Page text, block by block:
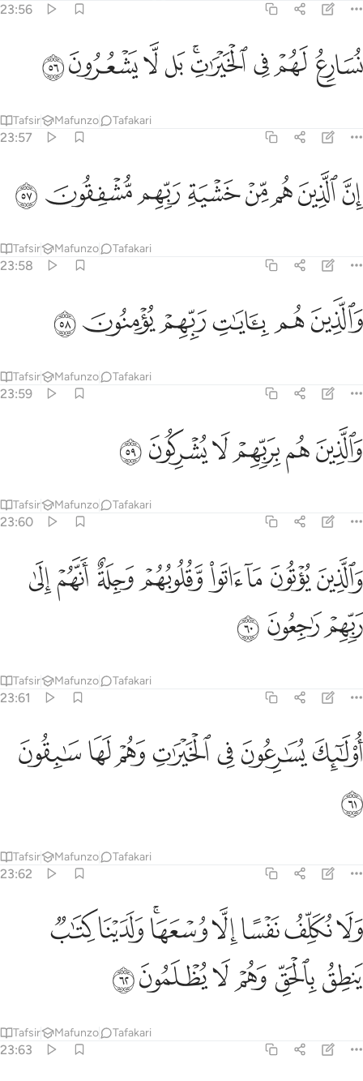
23:56
نسارع لهم في الخيرات بل لا يشعرون ٥٦
نُسَارِعُ لَهُمْ فِى ٱلْخَيْرَٰتِ ۚ بَل لَّا يَشْعُرُونَ ٥٦
ﳀﳁﳂﳃﳄﳅﳆﳇﳈ
Tafsir Mafunzo Tafakari
23:57
ان الذين هم من خشية ربهم مشفقون ٥٧
إِنَّ ٱلَّذِينَ هُم مِّنْ خَشْيَةِ رَبِّهِم مُّشْفِقُونَ ٥٧
ﳉﳊﳋﳌﳍﳎﳏﳐ
Tafsir Mafunzo Tafakari
23:58
والذين هم بايات ربهم يومنون ٥٨
وَٱلَّذِينَ هُم بِـَٔايَـٰتِ رَبِّهِمْ يُؤْمِنُونَ ٥٨
ﳑﳒﳓﳔﳕﳖ
Tafsir Mafunzo Tafakari
23:59
والذين هم بربهم لا يشركون ٥٩
وَٱلَّذِينَ هُم بِرَبِّهِمْ لَا يُشْرِكُونَ ٥٩
ﳗﳘﳙﳚﳛﳜ
Tafsir Mafunzo Tafakari
23:60
والذين يوتون ما اتوا وقلوبهم وجلة انهم الى ربهم راجعون ٦٠
وَٱلَّذِينَ يُؤْتُونَ مَآ ءَاتَوا۟ وَّقُلُوبُهُمْ وَجِلَةٌ أَنَّهُمْ إِلَىٰ رَبِّهِمْ رَٰجِعُونَ ٦٠
ﱁﱂﱃﱄﱅﱆﱇﱈ
ﱉﱊﱋ
Tafsir Mafunzo Tafakari
23:61
اولايك يسارعون في الخيرات وهم لها سابقون ٦١
أُو۟لَـٰٓئِكَ يُسَـٰرِعُونَ فِى ٱلْخَيْرَٰتِ وَهُمْ لَهَا سَـٰبِقُونَ ٦١
ﱌﱍﱎﱏﱐﱑﱒ
ﱓ
Tafsir Mafunzo Tafakari
23:62
ولا نكلف نفسا الا وسعها ولدينا كتاب ينطق بالحق وهم لا يظلمون ٦٢
وَلَا نُكَلِّفُ نَفْسًا إِلَّا وُسْعَهَا ۖ وَلَدَيْنَا كِتَـٰبٌۭ يَنطِقُ بِٱلْحَقِّ ۚ وَهُمْ لَا يُظْلَمُونَ ٦٢
ﱔﱕﱖﱗﱘﱙﱚﱛ
ﱜﱝﱞﱟﱠﱡ
Tafsir Mafunzo Tafakari
23:63